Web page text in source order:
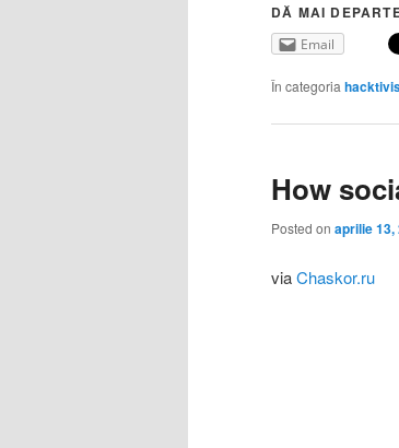
DĂ MAI
Email
În categoria
How
Posted on aprilie 13,
viaChaskor.ru